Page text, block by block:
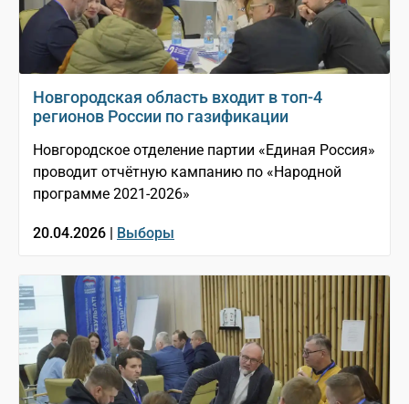
Новгородская область входит в топ-4
регионов России по газификации
Новгородское отделение партии «Единая Россия»
проводит отчётную кампанию по «Народной
программе 2021-2026»
20.04.2026 | Выборы